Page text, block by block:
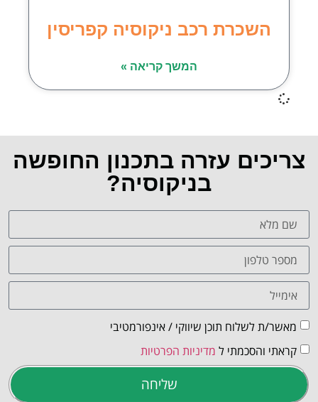
השכרת רכב ניקוסיה קפריסין
המשך קריאה »
צריכים עזרה בתכנון החופשה
בניקוסיה?
מאשר/ת לשלוח תוכן שיווקי / אינפורמטיבי
קראתי והסכמתי ל מדיניות הפרטיות
שליחה